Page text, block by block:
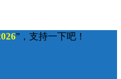
”，支持一下吧！